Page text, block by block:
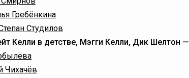
Гребёнкина
Студилов
Келли в детстве, Мэгги Келли, Дик Шелтон —
Чихачёв